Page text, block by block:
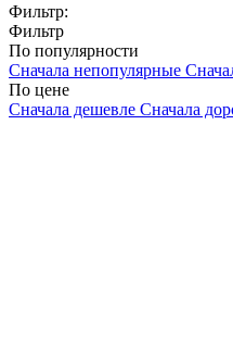
Фильтр:
Фильтр
По популярности
Сначала непопулярные
По цене
Сначала дешевле Сначала